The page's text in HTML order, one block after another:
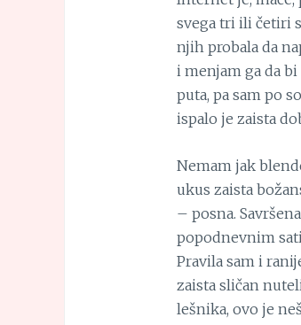
svega tri ili četiri
njih probala da
i menjam ga da
puta, pa sam po
ispalo je zaista
Nemam jak
ukus zaista
– posna.
popodnevnim
Pravila sam i
zaista sličan
lešnika, ovo je